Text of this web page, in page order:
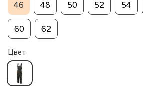
46 48 50 52 54
60 62
Цвет